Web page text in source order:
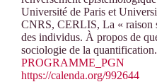
Université de Paris et
CNRS, CERLIS, La « raison
des individus. À propos de
sociologie de la quantification.
PROGRAMME_PGN
https://calenda.org/992644